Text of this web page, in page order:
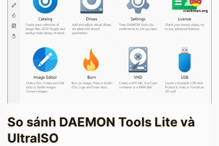
So sánh DAEMON Tools Lite và
UltraISO